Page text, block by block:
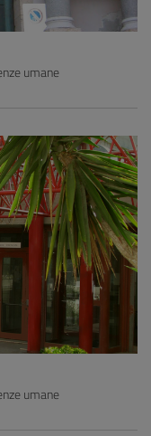
umane
umane